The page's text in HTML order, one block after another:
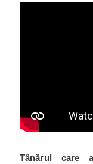
Tânărul care